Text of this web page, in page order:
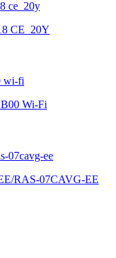
CE_20Y
Wi-Fi
RAS-07CAVG-EE